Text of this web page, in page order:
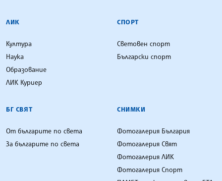
ЛИК
Култура
Наука
Образование
ЛИК Куриер
СПОРТ
Световен спорт
Български спорт
БГ СВЯТ
От българите по света
За българите по света
СНИМКИ
Фотогалерия България
Фотогалерия Свят
Фотогалерия ЛИК
Фотогалерия Спорт